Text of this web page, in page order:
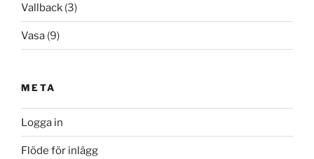
Vallback (3)
Vasa (9)
META
Logga in
Flöde för inlägg